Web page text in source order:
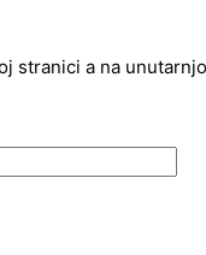
stranici a na